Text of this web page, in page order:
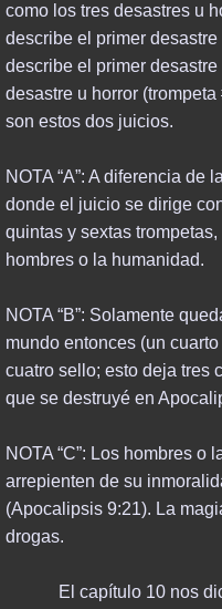
como los tres desastres u
describe el primer
describe el primer
desastre u horror
son estos dos juicios.
NOTA “A”: A diferencia de
donde el juicio se dirige
quintas y sextas
hombres o la humanidad.
NOTA “B”: Solamente
mundo entonces (un
cuatro sello; esto deja tres
que se destruyé en
NOTA “C”: Los hombres o
arrepienten de su
(Apocalipsis 9:21). La
drogas.
El capítulo 10 nos dice